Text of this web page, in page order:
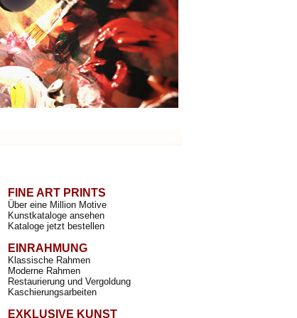
FINE ART PRINTS
Über eine Million Motive
Kunstkataloge ansehen
Kataloge jetzt bestellen
EINRAHMUNG
Klassische Rahmen
Moderne Rahmen
Restaurierung und Vergoldung
Kaschierungsarbeiten
EXKLUSIVE KUNST